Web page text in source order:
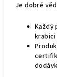
Je dobré
Každý
krabici